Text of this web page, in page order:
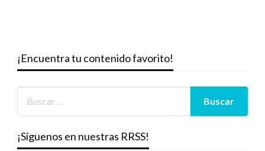
¡Encuentra tu contenido favorito!
¡Síguenos en nuestras RRSS!